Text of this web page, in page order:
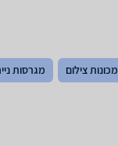
מכונות צילום מגרסות